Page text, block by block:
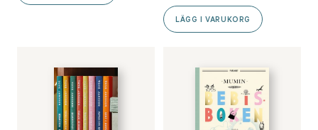
LÄGG I VARUKORG